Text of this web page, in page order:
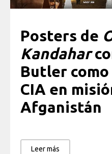
Posters de
Kandahar
Butler
CIA en
Afganistán
Leer más